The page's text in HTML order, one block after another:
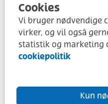
Cookies
Vi bruger nødvendige
virker, og vil også
statistik og marketing
cookiepolitik
Kun